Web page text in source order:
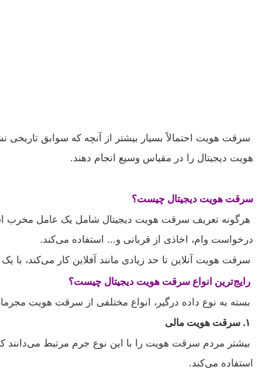
سرقت هویت احتمالاً بسیار بیشتر از آنچه که سوابق تاریخی
هویت دیجیتال را در مقیاس وسیع انجام دهند.
سرقت هویت دیجیتال چیست؟
هرگونه تعریف سرقت هویت دیجیتال شامل یک عامل مخرب
درخواست وام، اخاذی از قربانی و... استفاده می‌کند.
سرقت هویت آنلاین تا حد زیادی مانند آفلاین کار می‌کند،
رایج‌ترین انواع سرقت هویت دیجیتال چیست؟
بسته به نوع داده درگیر، انواع مختلفی از سرقت هویت
۱. سرقت هویت مالی
بیشتر مردم سرقت هویت را با این نوع جرم مرتبط
استفاده می‌کند.